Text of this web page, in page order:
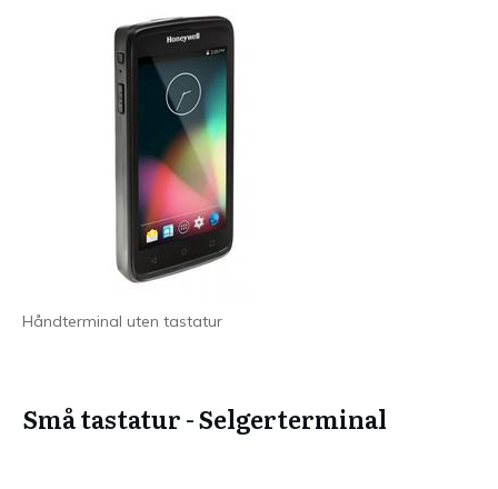
Håndterminal uten tastatur
Små tastatur - Selgerterminal